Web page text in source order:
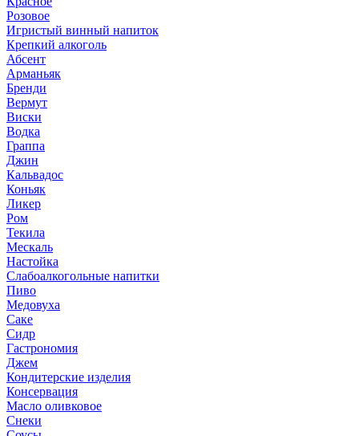
Розовое
Игристый винный напиток
Крепкий алкоголь
Абсент
Арманьяк
Бренди
Вермут
Виски
Водка
Граппа
Джин
Кальвадос
Коньяк
Ликер
Ром
Текила
Мескаль
Настойка
Слабоалкогольные напитки
Пиво
Медовуха
Саке
Сидр
Гастрономия
Джем
Кондитерские изделия
Консервация
Масло оливковое
Снеки